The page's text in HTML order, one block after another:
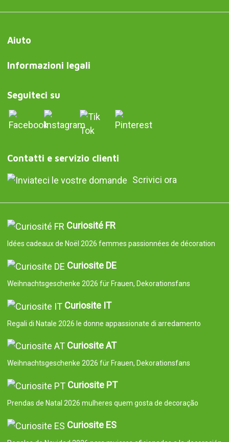
Aiuto
Informazioni legali
Seguiteci su
Contatti e servizio clienti
Scrivici ora
Curiosité FR
Idées cadeaux de Noël 2026 femmes passionnées de décoration
Curiosite DE
Weihnachtsgeschenke 2026 für Frauen, Dekorationsfans
Curiosite IT
Regali di Natale 2026 le donne appassionate di arredamento
Curiosite AT
Weihnachtsgeschenke 2026 für Frauen, Dekorationsfans
Curiosite PT
Prendas de Natal 2026 mulheres quem gosta de decoração
Curiosite ES